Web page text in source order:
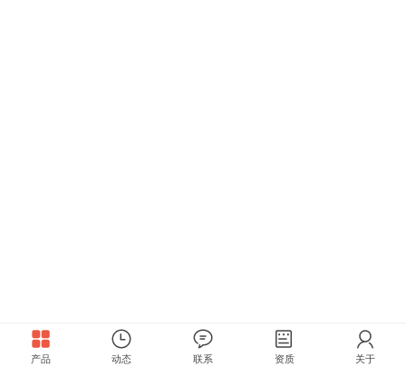
产品 动态 联系 资质 关于